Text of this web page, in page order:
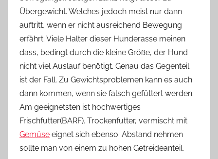
Übergewicht. Welches jedoch meist nur dann
auftritt, wenn er nicht ausreichend Bewegung
erfährt. Viele Halter dieser Hunderasse meinen
dass, bedingt durch die kleine Größe, der Hund
nicht viel Auslauf benötigt. Genau das Gegenteil
ist der Fall. Zu Gewichtsproblemen kann es auch
dann kommen, wenn sie falsch gefüttert werden.
Am geeignetsten ist hochwertiges
Frischfutter(BARF). Trockenfutter, vermischt mit
Gemüse eignet sich ebenso. Abstand nehmen
sollte man von einem zu hohen Getreideanteil.